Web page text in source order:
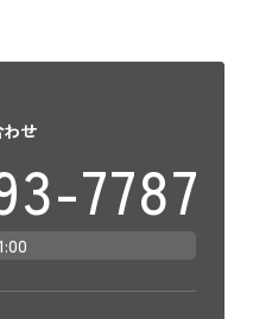
せ
7787